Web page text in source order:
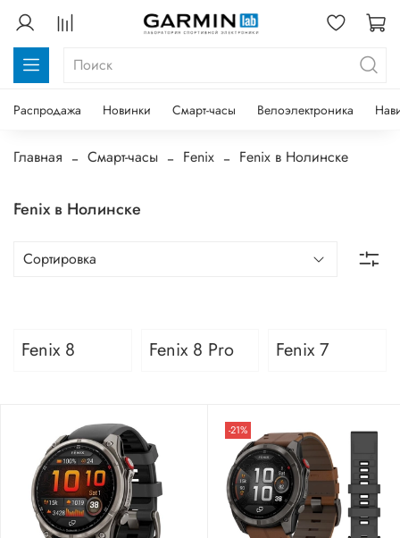
Распродажа Новинки Смарт-часы Велоэлектроника
Главная Смарт-часы Fenix Fenix в Нолинске
Fenix в Нолинске
Fenix 8 Fenix 8 Pro Fenix 7
-21%